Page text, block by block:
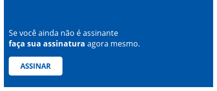
Se você ainda não é assinante
faça sua assinatura agora mesmo.
ASSINAR